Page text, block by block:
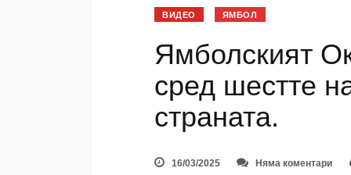
ВИДЕО ЯМБОЛ
Ямболският
сред шестте
страната.
16/03/2025 Няма коментари